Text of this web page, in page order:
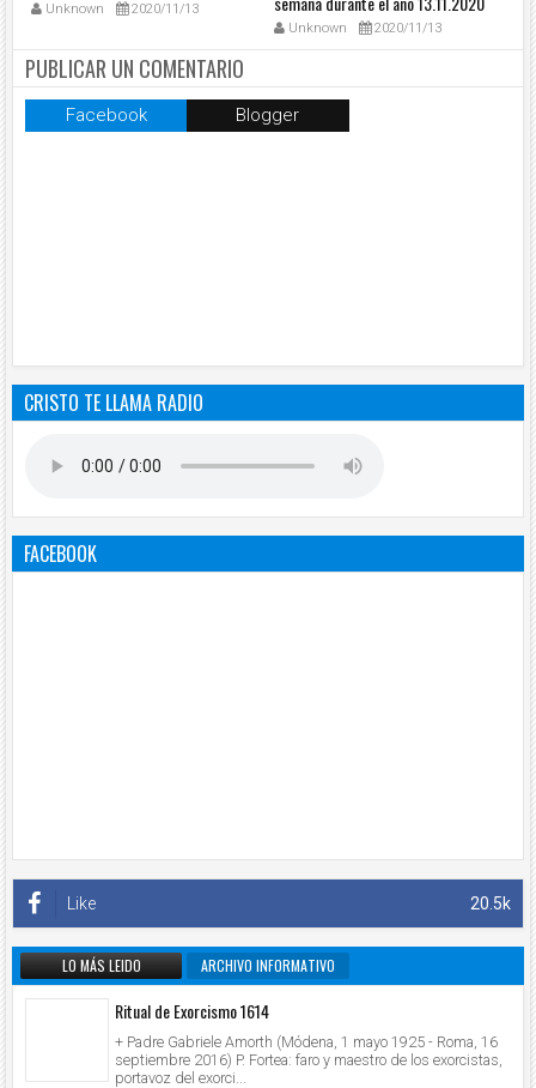
Unknown 2020/11/13
Unknown 2020/11/13
PUBLICAR UN COMENTARIO
Facebook Blogger
CRISTO TE LLAMA RADIO
FACEBOOK
20.5k
Like
LO MÁS LEIDO ARCHIVO INFORMATIVO
Ritual de Exorcismo 1614
+ Padre Gabriele Amorth (Módena, 1 mayo 1925 - Roma, 16
septiembre 2016) P. Fortea: faro y maestro de los exorcistas,
portavoz del exorci...